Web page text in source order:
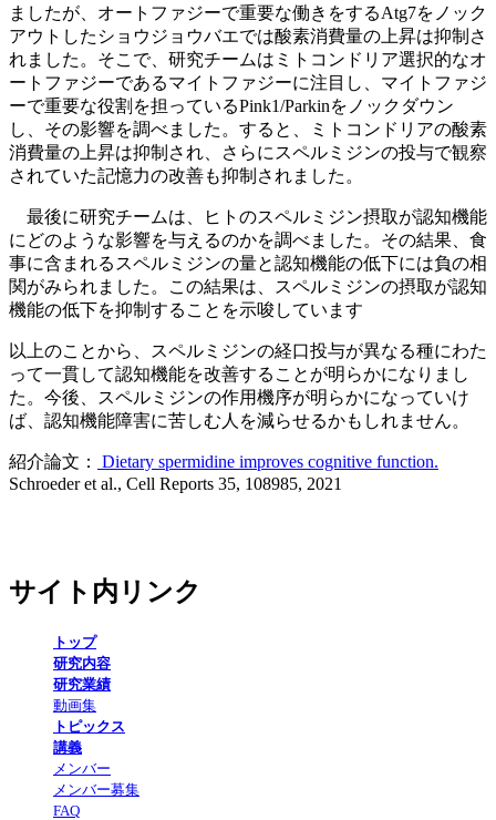
ましたが、オートファジーで重要な働きをするAtg7をノック
アウトしたショウジョウバエでは酸素消費量の上昇は抑制さ
れました。そこで、研究チームはミトコンドリア選択的なオ
ートファジーであるマイトファジーに注目し、マイトファジ
ーで重要な役割を担っているPink1/Parkinをノックダウン
し、その影響を調べました。すると、ミトコンドリアの酸素
消費量の上昇は抑制され、さらにスペルミジンの投与で観察
されていた記憶力の改善も抑制されました。
最後に研究チームは、ヒトのスペルミジン摂取が認知機能
にどのような影響を与えるのかを調べました。その結果、食
事に含まれるスペルミジンの量と認知機能の低下には負の相
関がみられました。この結果は、スペルミジンの摂取が認知
機能の低下を抑制することを示唆しています
以上のことから、スペルミジンの経口投与が異なる種にわた
って一貫して認知機能を改善することが明らかになりまし
た。今後、スペルミジンの作用機序が明らかになっていけ
ば、認知機能障害に苦しむ人を減らせるかもしれません。
紹介論文：
Dietary spermidine improves cognitive function.
Schroeder et al., Cell Reports 35, 108985, 2021
サイト内リンク
トップ
研究内容
研究業績
動画集
トピックス
講義
メンバー
メンバー募集
FAQ